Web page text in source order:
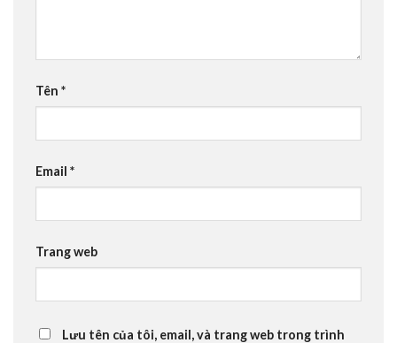
Tên *
Email *
Trang web
Lưu tên của tôi, email, và trang web trong trình